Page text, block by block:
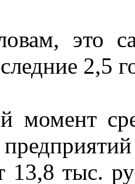
это
2,5
момент
13,8 тыс.